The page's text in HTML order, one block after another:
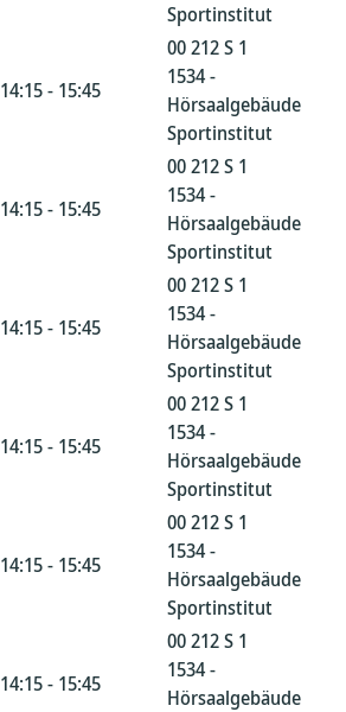
Sportinstitut
14:15 - 15:45
00 212 S 1
1534 -
Hörsaalgebäude
Sportinstitut
14:15 - 15:45
00 212 S 1
1534 -
Hörsaalgebäude
Sportinstitut
14:15 - 15:45
00 212 S 1
1534 -
Hörsaalgebäude
Sportinstitut
14:15 - 15:45
00 212 S 1
1534 -
Hörsaalgebäude
Sportinstitut
14:15 - 15:45
00 212 S 1
1534 -
Hörsaalgebäude
Sportinstitut
14:15 - 15:45
00 212 S 1
1534 -
Hörsaalgebäude